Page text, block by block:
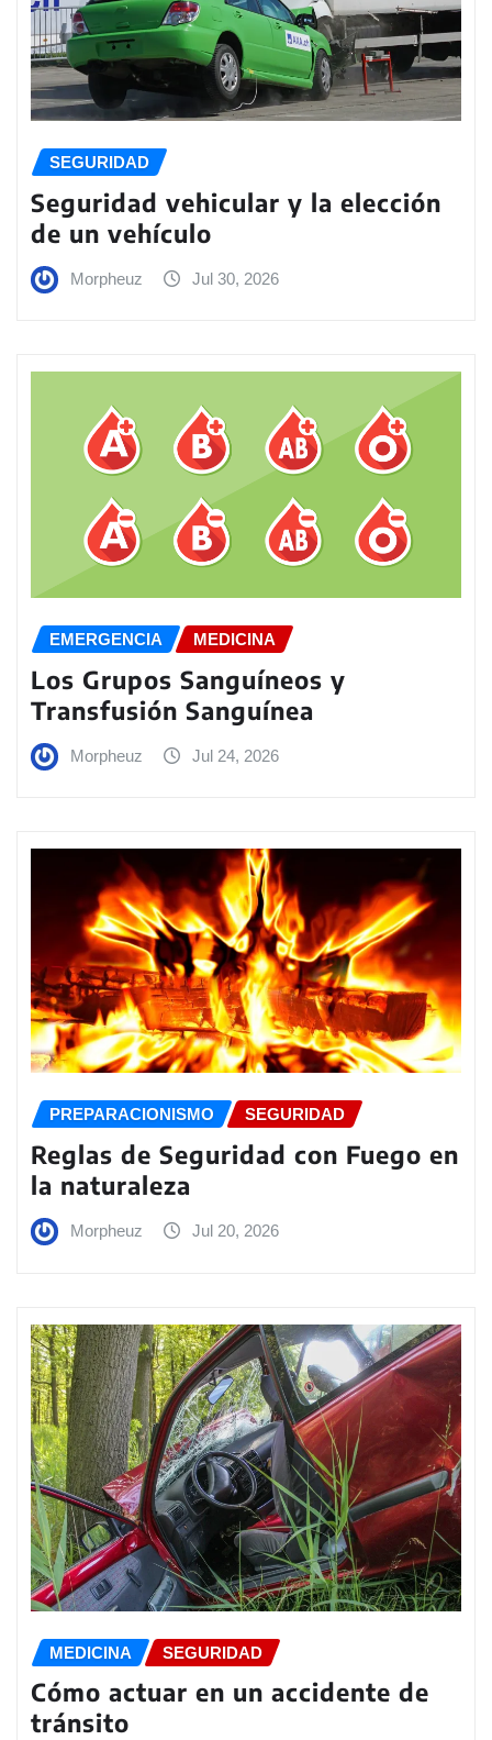
SEGURIDAD
Seguridad vehicular y la elección
de un vehículo
Morpheuz Jul 30, 2026
EMERGENCIA MEDICINA
Los Grupos Sanguíneos y
Transfusión Sanguínea
Morpheuz Jul 24, 2026
PREPARACIONISMO SEGURIDAD
Reglas de Seguridad con Fuego en
la naturaleza
Morpheuz Jul 20, 2026
MEDICINA SEGURIDAD
Cómo actuar en un accidente de
tránsito